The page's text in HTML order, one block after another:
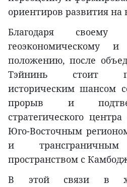
ориентиров развития на
Благодаря своему
геоэкономическому и
положению, после
Тэйнинь стоит
историческим шансом
прорыв и
стратегического
Юго-Восточным
и трансграничным
пространством с
В этой связи в